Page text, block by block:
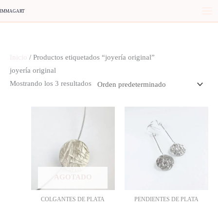
IMMAGART
Inicio / Productos etiquetados “joyería original”
joyería original
Mostrando los 3 resultados
COLGANTES DE PLATA PENDIENTES DE PLATA